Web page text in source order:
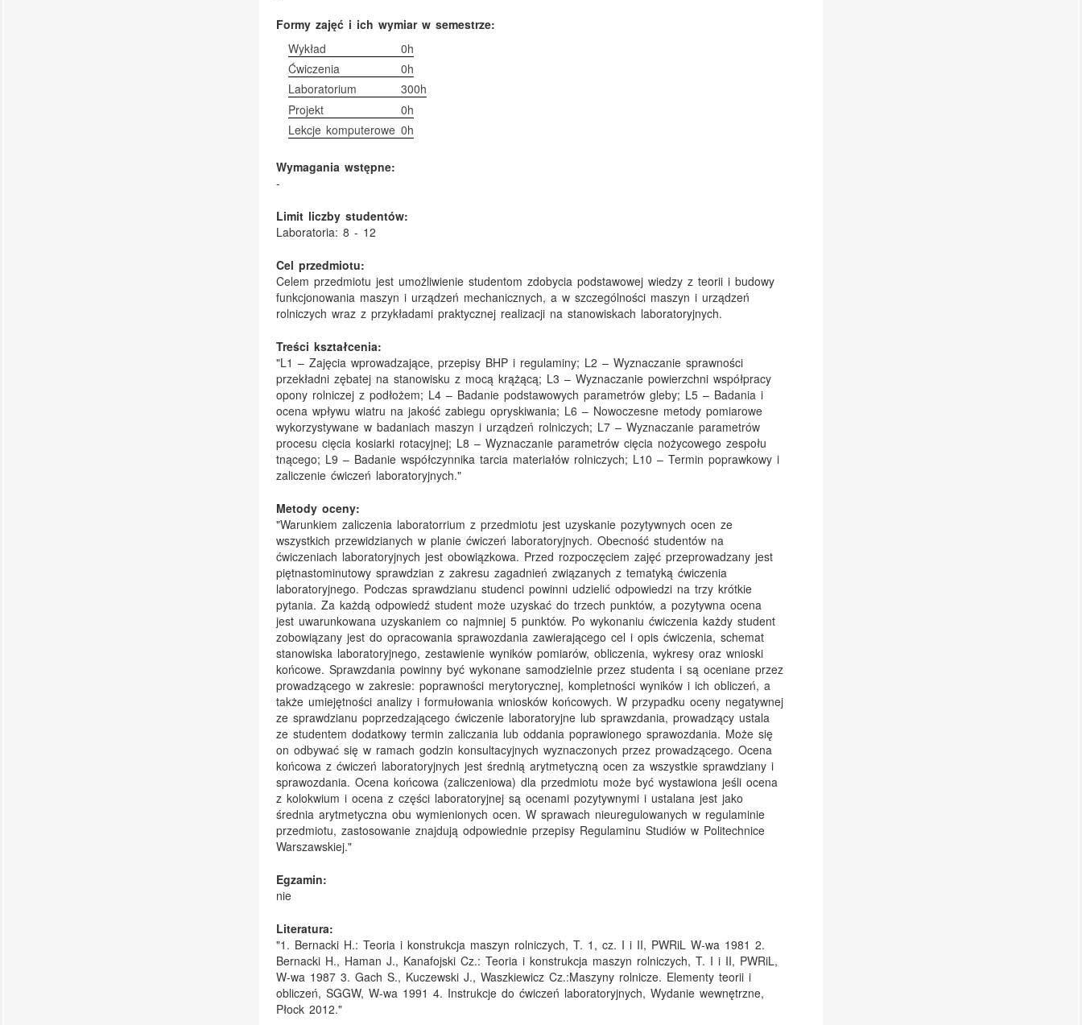
Formy zajęć i ich wymiar w semestrze:
Wykład
0h
Ćwiczenia
0h
Laboratorium
300h
Projekt
0h
Lekcje komputerowe 0h
Wymagania wstępne:
-
Limit liczby studentów:
Laboratoria: 8 - 12
Cel przedmiotu:
Celem przedmiotu jest umożliwienie studentom zdobycia podstawowej wiedzy z teorii i budowy
funkcjonowania maszyn i urządzeń mechanicznych, a w szczególności maszyn i urządzeń
rolniczych wraz z przykładami praktycznej realizacji na stanowiskach laboratoryjnych.
Treści kształcenia:
"L1 – Zajęcia wprowadzające, przepisy BHP i regulaminy; L2 – Wyznaczanie sprawności
przekładni zębatej na stanowisku z mocą krążącą; L3 – Wyznaczanie powierzchni współpracy
opony rolniczej z podłożem; L4 – Badanie podstawowych parametrów gleby; L5 – Badania i
ocena wpływu wiatru na jakość zabiegu opryskiwania; L6 – Nowoczesne metody pomiarowe
wykorzystywane w badaniach maszyn i urządzeń rolniczych; L7 – Wyznaczanie parametrów
procesu cięcia kosiarki rotacyjnej; L8 – Wyznaczanie parametrów cięcia nożycowego zespołu
tnącego; L9 – Badanie współczynnika tarcia materiałów rolniczych; L10 – Termin poprawkowy i
zaliczenie ćwiczeń laboratoryjnych."
Metody oceny:
"Warunkiem zaliczenia laboratorrium z przedmiotu jest uzyskanie pozytywnych ocen ze
wszystkich przewidzianych w planie ćwiczeń laboratoryjnych. Obecność studentów na
ćwiczeniach laboratoryjnych jest obowiązkowa. Przed rozpoczęciem zajęć przeprowadzany jest
piętnastominutowy sprawdzian z zakresu zagadnień związanych z tematyką ćwiczenia
laboratoryjnego. Podczas sprawdzianu studenci powinni udzielić odpowiedzi na trzy krótkie
pytania. Za każdą odpowiedź student może uzyskać do trzech punktów, a pozytywna ocena
jest uwarunkowana uzyskaniem co najmniej 5 punktów. Po wykonaniu ćwiczenia każdy student
zobowiązany jest do opracowania sprawozdania zawierającego cel i opis ćwiczenia, schemat
stanowiska laboratoryjnego, zestawienie wyników pomiarów, obliczenia, wykresy oraz wnioski
końcowe. Sprawzdania powinny być wykonane samodzielnie przez studenta i są oceniane przez
prowadzącego w zakresie: poprawności merytorycznej, kompletności wyników i ich obliczeń, a
także umiejętności analizy i formułowania wniosków końcowych. W przypadku oceny negatywnej
ze sprawdzianu poprzedzającego ćwiczenie laboratoryjne lub sprawzdania, prowadzący ustala
ze studentem dodatkowy termin zaliczania lub oddania poprawionego sprawozdania. Może się
on odbywać się w ramach godzin konsultacyjnych wyznaczonych przez prowadzącego. Ocena
końcowa z ćwiczeń laboratoryjnych jest średnią arytmetyczną ocen za wszystkie sprawdziany i
sprawozdania. Ocena końcowa (zaliczeniowa) dla przedmiotu może być wystawiona jeśli ocena
z kolokwium i ocena z części laboratoryjnej są ocenami pozytywnymi i ustalana jest jako
średnia arytmetyczna obu wymienionych ocen. W sprawach nieuregulowanych w regulaminie
przedmiotu, zastosowanie znajdują odpowiednie przepisy Regulaminu Studiów w Politechnice
Warszawskiej."
Egzamin:
nie
Literatura:
"1. Bernacki H.: Teoria i konstrukcja maszyn rolniczych, T. 1, cz. I i II, PWRiL W-wa 1981 2.
Bernacki H., Haman J., Kanafojski Cz.: Teoria i konstrukcja maszyn rolniczych, T. I i II, PWRiL,
W-wa 1987 3. Gach S., Kuczewski J., Waszkiewicz Cz.:Maszyny rolnicze. Elementy teorii i
obliczeń, SGGW, W-wa 1991 4. Instrukcje do ćwiczeń laboratoryjnych, Wydanie wewnętrzne,
Płock 2012."